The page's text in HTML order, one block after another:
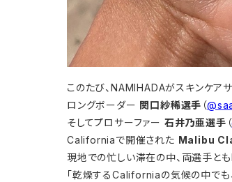
このたび、NAMIHADAがスキンケア
ロングボーダー 関口紗稀選手 （
そしてプロサーファー 石井乃亜選手 （
Californiaで開催された Malibu
現地での忙しい滞在の中、両選手と
「乾燥するCaliforniaの気候の中でも